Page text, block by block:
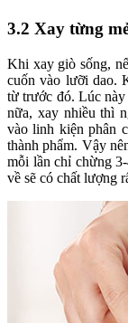
3.2 Xay từng
Khi xay giò sống,
cuốn vào lưỡi dao.
từ trước đó. Lúc này
nữa, xay nhiều thì
vào linh kiện phân
thành phẩm. Vậy
mỗi lần chỉ chừng
về sẽ có chất lượng